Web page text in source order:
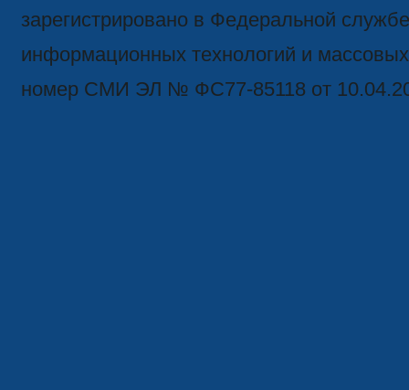
зарегистрировано в Федеральной
информационных технологий и
номер СМИ ЭЛ № ФС77-85118 от